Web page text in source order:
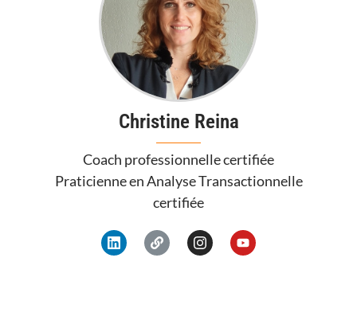
Christine Reina
Coach professionnelle certifiée
Praticienne en Analyse Transactionnelle
certifiée